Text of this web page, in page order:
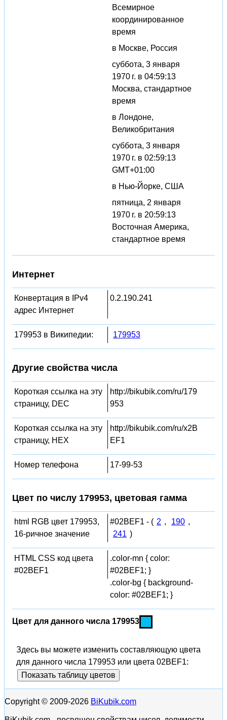
Всемирное
координированное
время
в Москве, Россия
суббота, 3 января
1970 г. в 04:59:13
Москва, стандартное
время
в Лондоне,
Великобритания
суббота, 3 января
1970 г. в 02:59:13
GMT+01:00
в Нью-Йорке, США
пятница, 2 января
1970 г. в 20:59:13
Восточная Америка,
стандартное время
Интернет
Конвертация в IPv4
адрес Интернет
0.2.190.241
179953 в Википедии: 179953
Другие свойства числа
Короткая ссылка на эту
страницу, DEC
http://bikubik.com/ru/179
953
Короткая ссылка на эту
страницу, HEX
http://bikubik.com/ru/x2B
EF1
Номер телефона 17-99-53
Цвет по числу 179953, цветовая гамма
html RGB цвет 179953,
16-ричное значение
#02BEF1 - ( 2 , 190 ,
241 )
HTML CSS код цвета
#02BEF1
.color-mn { color:
#02BEF1; }
.color-bg { background-
color: #02BEF1; }
Цвет для данного числа 179953
Здесь вы можете изменить составляющую цвета
для данного числа 179953 или цвета 02BEF1:
Показать таблицу цветов
Copyright © 2009-2026 BiKubik.com